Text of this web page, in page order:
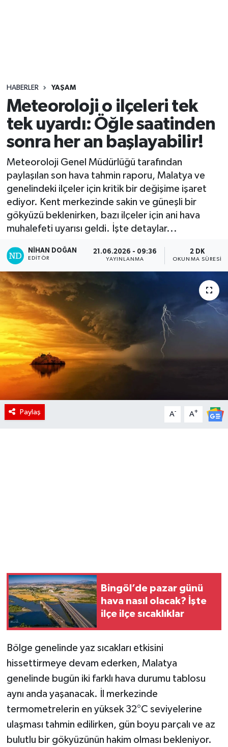
HABERLER YAŞAM
Meteoroloji o ilçeleri tek
tek uyardı: Öğle saatinden
sonra her an başlayabilir!
Meteoroloji Genel Müdürlüğü tarafından
paylaşılan son hava tahmin raporu, Malatya ve
genelindeki ilçeler için kritik bir değişime işaret
ediyor. Kent merkezinde sakin ve güneşli bir
gökyüzü beklenirken, bazı ilçeler için ani hava
muhalefeti uyarısı geldi. İşte detaylar...
NIHAN DOĞAN
EDITÖR
21.06.2026 - 09:36
YAYINLANMA
2 DK
OKUNMA SÜRESI
Paylaş A- A+
Bingöl’de pazar günü
hava nasıl olacak? İşte
ilçe ilçe sıcaklıklar
Bölge genelinde yaz sıcakları etkisini
hissettirmeye devam ederken, Malatya
genelinde bugün iki farklı hava durumu tablosu
aynı anda yaşanacak. İl merkezinde
termometrelerin en yüksek 32°C seviyelerine
ulaşması tahmin edilirken, gün boyu parçalı ve az
bulutlu bir gökyüzünün hakim olması bekleniyor.
Yaşam